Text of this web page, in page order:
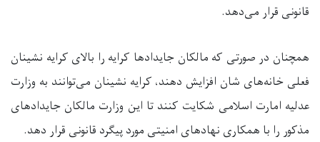
قانونی قرار می‌دهد.
همچنان در صورتی که مالکان جایدادها کرایه را بالای کرایه نشینان
فعلی خانه‌های شان افزایش دهند، کرایه نشینان می‌توانند به وزارت
عدلیه امارت اسلامی شکایت کنند تا این وزارت مالکان جایدادهای
مذکور را با همکاری نهادهای امنیتی مورد پیگرد قانونی قرار دهد.